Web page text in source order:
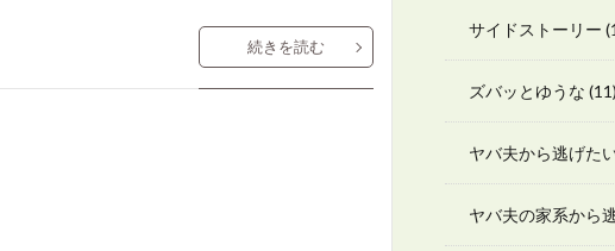
続きを読む
サイドストーリー
ズバッとゆうな (11)
ヤバ夫から逃げた
ヤバ夫の家系から